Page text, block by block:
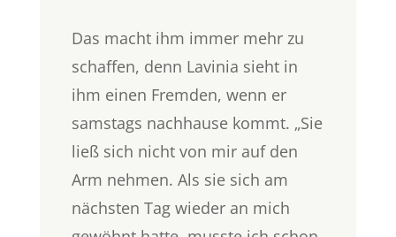
Das macht ihm immer mehr zu
schaffen, denn Lavinia sieht in
ihm einen Fremden, wenn er
samstags nachhause kommt. „Sie
ließ sich nicht von mir auf den
Arm nehmen. Als sie sich am
nächsten Tag wieder an mich